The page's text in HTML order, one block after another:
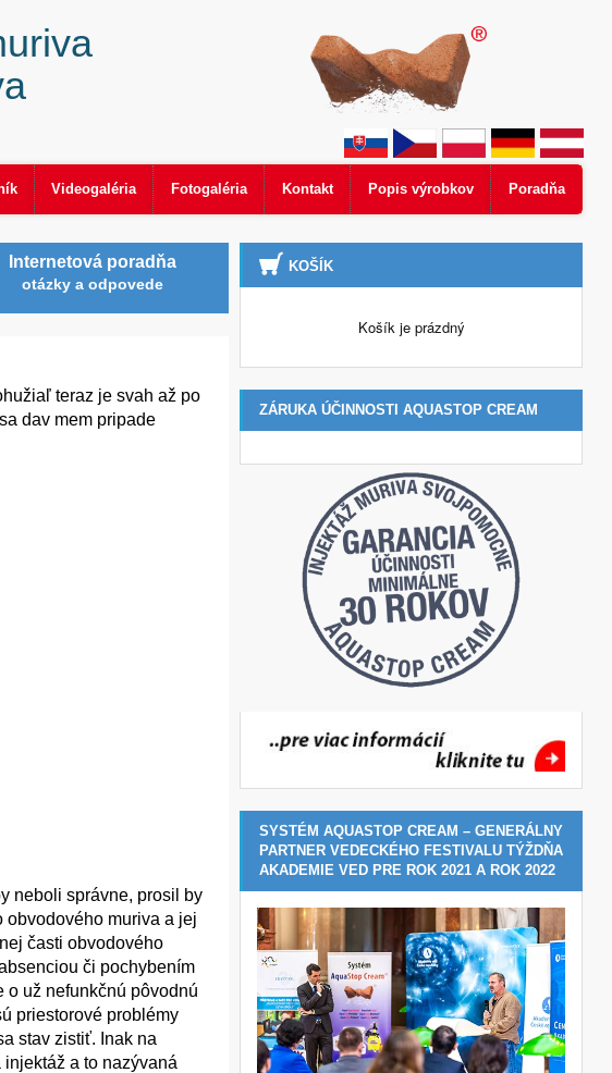
Videogaléria Fotogaléria Kontakt Popis výrobkov Poradňa
Internetová poradňa
otázky a odpovede
teraz je svah až po
dav mem pripade
neboli správne, prosil by
muriva a jej
časti obvodového
či pochybením
o už nefunkčnú pôvodnú
priestorové problémy
stav zistiť. Inak na
a to nazývaná
KOŠÍK
Košík je prázdný
ZÁRUKA ÚČINNOSTI AQUASTOP CREAM
SYSTÉM AQUASTOP CREAM – GENERÁLNY
PARTNER VEDECKÉHO FESTIVALU TÝŽDŇA
AKADEMIE VED PRE ROK 2021 A ROK 2022